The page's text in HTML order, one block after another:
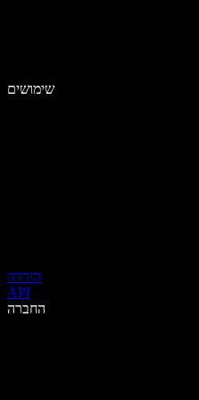
שימושים
הורדה
API
החברה